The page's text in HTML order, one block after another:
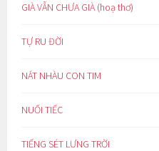
GIÀ VẪN CHƯA GIÀ (hoạ thơ)
TỰ RU ĐỜI
NÁT NHÀU CON TIM
NUỐI TIẾC
TIẾNG SÉT LƯNG TRỜI